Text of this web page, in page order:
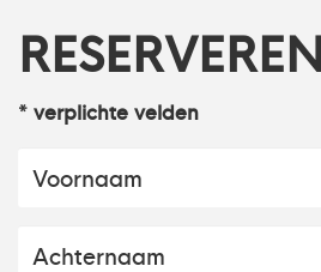
* verplichte velden